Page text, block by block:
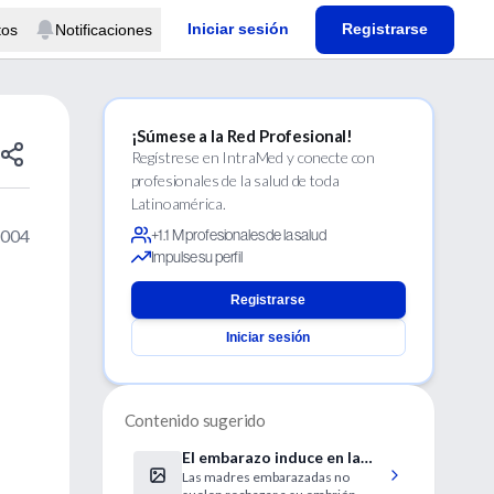
Notificaciones Iniciar sesión Registrarse
¡Súmese a la Red Profesional!
Regístrese en IntraMed y conecte con
profesionales de la salud de toda
Latinoamérica.
+1.1 M profesionales de la salud
Impulse su perfil
Registrarse
Iniciar sesión
Contenido sugerido
El embarazo induce en la
mujer un estado de
Las madres embarazadas no